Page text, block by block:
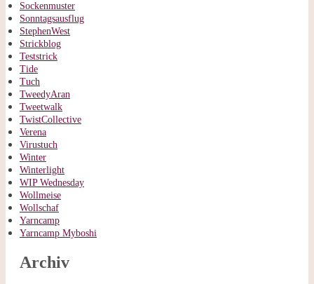
Sockenmuster
Sonntagsausflug
StephenWest
Strickblog
Teststrick
Tide
Tuch
TweedyAran
Tweetwalk
TwistCollective
Verena
Virustuch
Winter
Winterlight
WIP Wednesday
Wollmeise
Wollschaf
Yarncamp
Yarncamp Myboshi
Archiv